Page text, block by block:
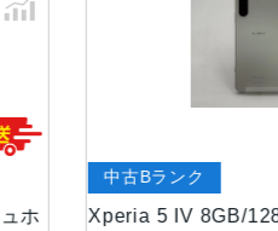
超広角)：約1220万画素
広角)：約1220万画素
望遠)：約1220万画素
Xperia 5 IV 8GB/128GB エ
中古Bランク